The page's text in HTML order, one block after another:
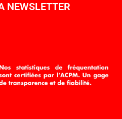
NEWSLETTER